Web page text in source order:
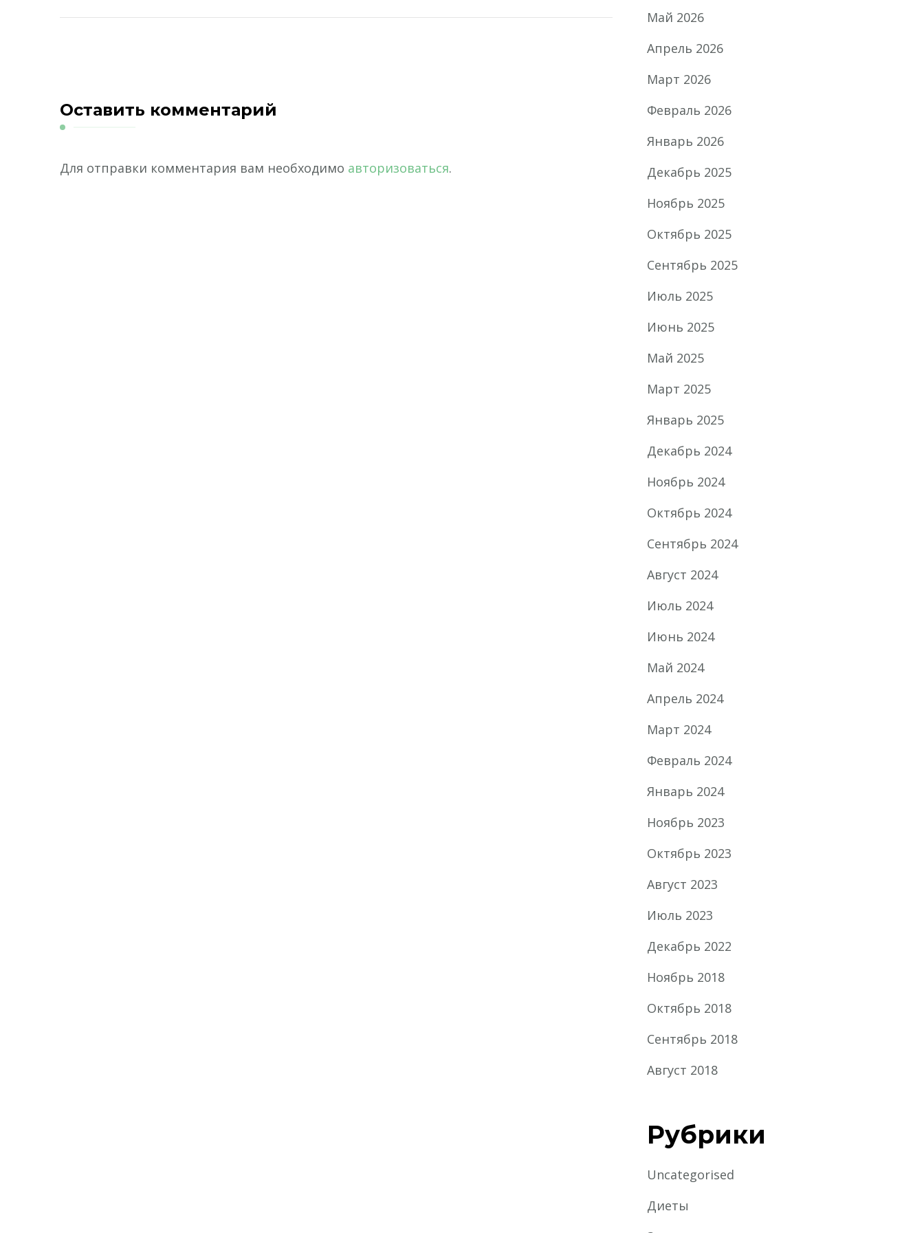
Оставить комментарий
Для отправки комментария вам необходимо авторизоваться.
Май 2026
Апрель 2026
Март 2026
Февраль 2026
Январь 2026
Декабрь 2025
Ноябрь 2025
Октябрь 2025
Сентябрь 2025
Июль 2025
Июнь 2025
Май 2025
Март 2025
Январь 2025
Декабрь 2024
Ноябрь 2024
Октябрь 2024
Сентябрь 2024
Август 2024
Июль 2024
Июнь 2024
Май 2024
Апрель 2024
Март 2024
Февраль 2024
Январь 2024
Ноябрь 2023
Октябрь 2023
Август 2023
Июль 2023
Декабрь 2022
Ноябрь 2018
Октябрь 2018
Сентябрь 2018
Август 2018
Рубрики
Uncategorised
Диеты